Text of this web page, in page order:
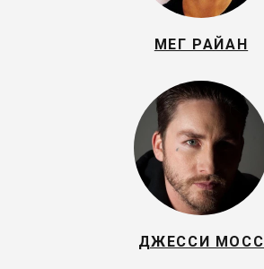
МЕГ РАЙАН
ДЖЕССИ МОСС